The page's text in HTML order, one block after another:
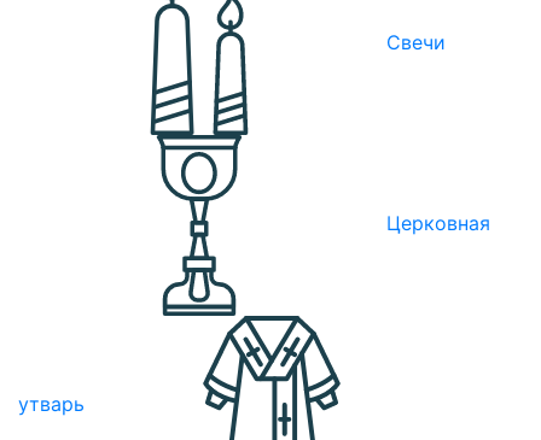
Свечи
Церковная
утварь